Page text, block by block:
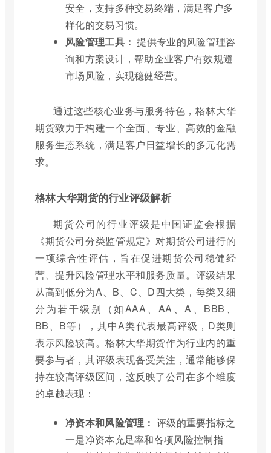
安全，支持多种交易终端，满足客户多
样化的交易习惯。
风险管理工具： 提供专业的风险管理咨
询和方案设计，帮助企业客户有效规避
市场风险，实现稳健经营。
通过这些核心业务与服务特色，格林大华
期货致力于构建一个全面、专业、高效的金融
服务生态系统，满足客户日益增长的多元化需
求。
格林大华期货的行业评级解析
期货公司的行业评级是中国证监会根据
《期货公司分类监管规定》对期货公司进行的
一项综合性评估，旨在促进期货公司稳健经
营、提升风险管理水平和服务质量。评级结果
从高到低分为A、B、C、D四大类，每类又细
分为若干级别（如AAA、AA、A、BBB、
BB、B等），其中A类代表最高评级，D类则
表示风险较高。格林大华期货作为行业内的重
要参与者，其评级表现备受关注，通常能够保
持在较高评级区间，这反映了公司在多个维度
的卓越表现：
净资本和风险管理： 评级的重要指标之
一是净资本充足率和各项风险控制指